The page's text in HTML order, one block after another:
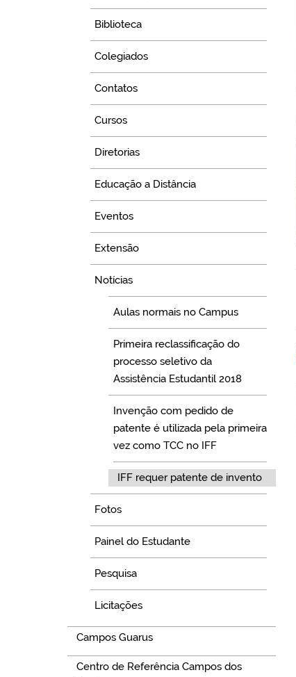
Biblioteca
Colegiados
Contatos
Cursos
Diretorias
Educação a Distância
Eventos
Extensão
Notícias
Aulas normais no Campus
Primeira reclassificação do
processo seletivo da
Assistência Estudantil 2018
Invenção com pedido de
patente é utilizada pela primeira
vez como TCC no IFF
IFF requer patente de invento
Fotos
Painel do Estudante
Pesquisa
Licitações
Campos Guarus
Centro de Referência Campos dos